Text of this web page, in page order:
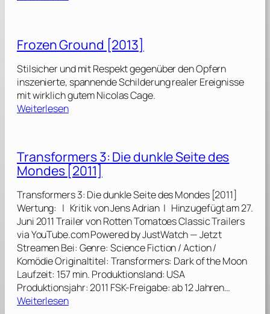
1
9
9
8
]
o
s
–
S
m
m
e
n
a
u
s
d
e
r
Z
w
Frozen Ground [2013]
Stilsicher und mit Respekt gegenüber den Opfern
inszenierte, spannende Schilderung realer Ereignisse
mit wirklich gutem Nicolas Cage.
Weiterlesen:
z
e
G
r
o
u
n
d
[
2
0
Transformers 3: Die dunkle Seite des
Mondes [2011]
Transformers 3: Die dunkle Seite des Mondes [2011]
Wertung: | Kritik von Jens Adrian | Hinzugefügt am 27.
Juni 2011 Trailer von Rotten Tomatoes Classic Trailers
via YouTube.com Powered by JustWatch — Jetzt
Streamen Bei: Genre: Science Fiction / Action /
Komödie Originaltitel: Transformers: Dark of the Moon
Laufzeit: 157 min. Produktionsland: USA
Produktionsjahr: 2011 FSK-Freigabe: ab 12 Jahren…
Weiterlesen: